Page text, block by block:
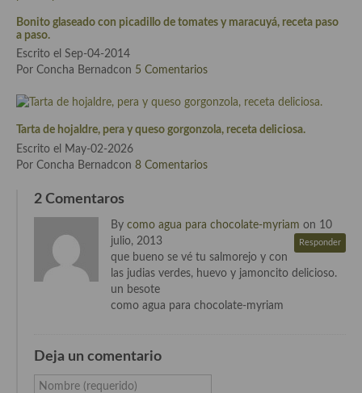
Cocina de Tunez
Cocina Oriental
Cocina Tailandesa
Cocina Vietnamita
Cocina camboyana
Cocina Coreana
Bonito glaseado con picadillo de tomates y maracuyá, receta paso
a paso.
Escrito el Sep-04-2014
Por Concha Bernadcon 5 Comentarios
Tarta de hojaldre, pera y queso gorgonzola, receta deliciosa.
Escrito el May-02-2026
Por Concha Bernadcon 8 Comentarios
2 Comentaros
By como agua para chocolate-myriam on 10
julio, 2013
Responder
que bueno se vé tu salmorejo y con
las judias verdes, huevo y jamoncito delicioso.
un besote
como agua para chocolate-myriam
Deja un comentario
Nombre (requerido)